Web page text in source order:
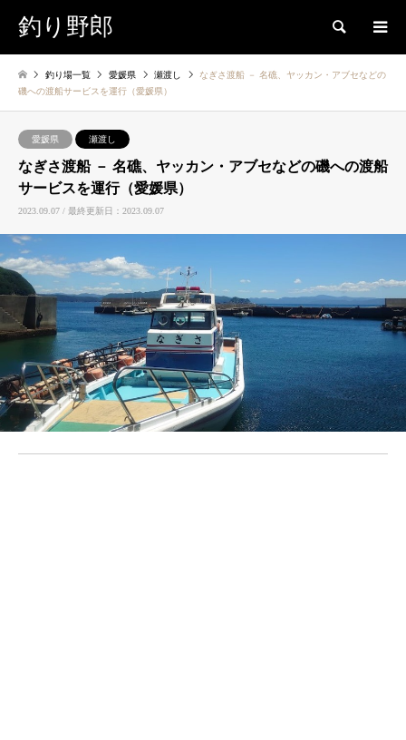
釣り野郎 検索
釣り場一覧 愛媛県 瀬渡し
なぎさ渡船 － 名礁、ヤッカン・アブセなどの
磯への渡船サービスを運行（愛媛県）
愛媛県 瀬渡し
なぎさ渡船 － 名礁、ヤッカン・アブセなどの磯への渡船
サービスを運行（愛媛県）
2023.09.07 / 最終更新日：2023.09.07